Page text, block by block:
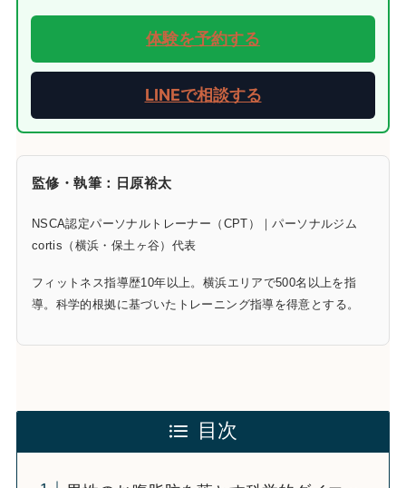
体験を予約する
LINEで相談する
監修・執筆：日原裕太
NSCA認定パーソナルトレーナー（CPT）｜パーソナルジム
cortis（横浜・保土ヶ谷）代表
フィットネス指導歴10年以上。横浜エリアで500名以上を指
導。科学的根拠に基づいたトレーニング指導を得意とする。
目次